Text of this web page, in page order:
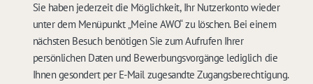
Sie haben jederzeit die Möglichkeit, Ihr Nutzerkonto wieder
unter dem Menüpunkt „Meine AWO“ zu löschen. Bei einem
nächsten Besuch benötigen Sie zum Aufrufen Ihrer
persönlichen Daten und Bewerbungsvorgänge lediglich die
Ihnen gesondert per E-Mail zugesandte Zugangsberechtigung.